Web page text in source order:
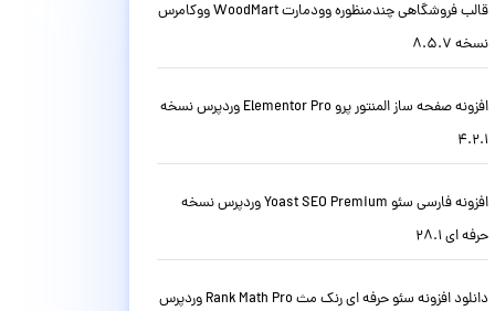
قالب فروشگاهی چندمنظوره وودمارت WoodMart ووکامرس
نسخه 8.5.7
افزونه صفحه ساز المنتور پرو Elementor Pro وردپرس نسخه
4.2.1
افزونه فارسی سئو Yoast SEO Premium وردپرس نسخه
حرفه ای 28.1
دانلود افزونه سئو حرفه ای رنک مث Rank Math Pro وردپرس